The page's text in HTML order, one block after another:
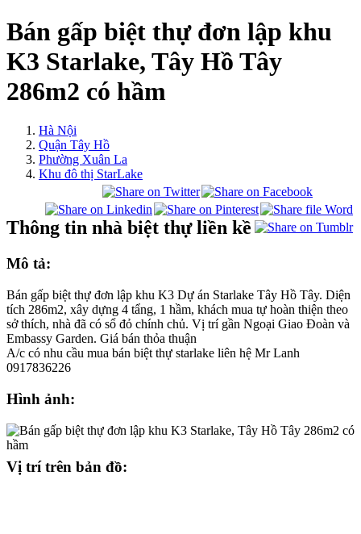
Bán gấp biệt thự đơn lập khu
K3 Starlake, Tây Hồ Tây
286m2 có hầm
Hà Nội
Quận Tây Hồ
Phường Xuân La
Khu đô thị StarLake
Thông tin nhà biệt thự liền kề
Mô tả:
Bán gấp biệt thự đơn lập khu K3 Dự án Starlake Tây Hồ Tây. Diện
tích 286m2, xây dựng 4 tẩng, 1 hầm, khách mua tự hoàn thiện theo
sở thích, nhà đã có sổ đỏ chính chủ. Vị trí gần Ngoại Giao Đoàn và
Embassy Garden. Giá bán thỏa thuận
A/c có nhu cầu mua bán biệt thự starlake liên hệ Mr Lanh
0917836226
Hình ảnh:
Vị trí trên bản đồ: